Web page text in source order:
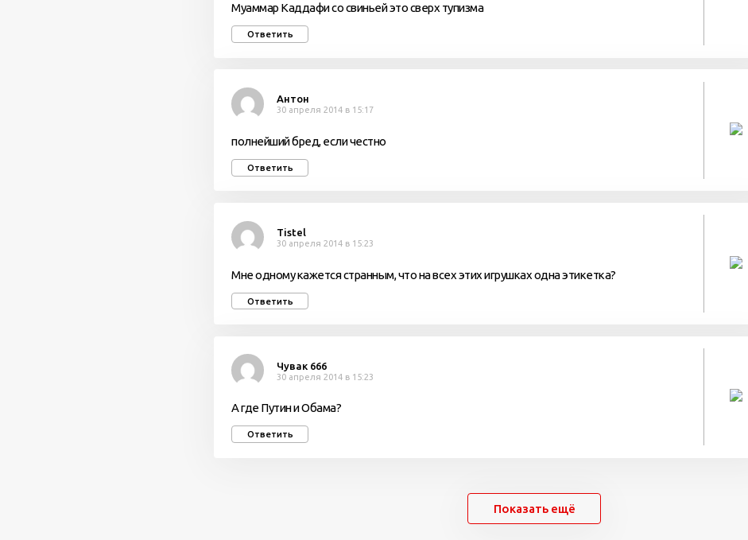
Муаммар Каддафи со свиньей это сверх тупизма
Ответить
Антон
30 апреля 2014 в 15:17
полнейший бред, если честно
Ответить
Tistel
30 апреля 2014 в 15:23
Мне одному кажется странным, что на всех этих игрушках одна этикетка?
Ответить
Чувак 666
30 апреля 2014 в 15:23
А где Путин и Обама?
Ответить
Показать ещё